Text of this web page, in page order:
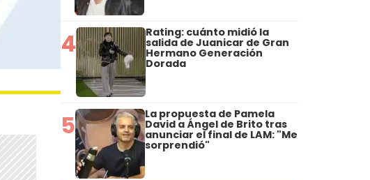
4 Rating: cuánto midió la
salida de Juanicar de Gran
Hermano Generación
Dorada
5 La propuesta de Pamela
David a Ángel de Brito tras
anunciar el final de LAM: "Me
sorprendió"